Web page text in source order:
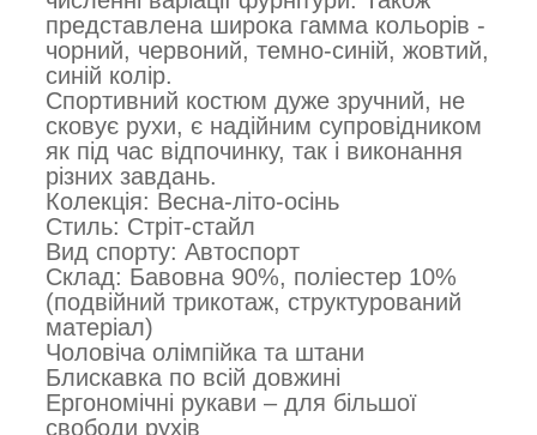
представлена широка гамма кольорів -
чорний, червоний, темно-синій, жовтий,
синій колір.
Спортивний костюм дуже зручний, не
сковує рухи, є надійним супровідником
як під час відпочинку, так і виконання
різних завдань.
Колекція: Весна-літо-осінь
Стиль: Стріт-стайл
Вид спорту: Автоспорт
Склад: Бавовна 90%, поліестер 10%
(подвійний трикотаж, структурований
матеріал)
Чоловіча олімпійка та штани
Блискавка по всій довжині
Ергономічні рукави – для більшої
свободи рухів